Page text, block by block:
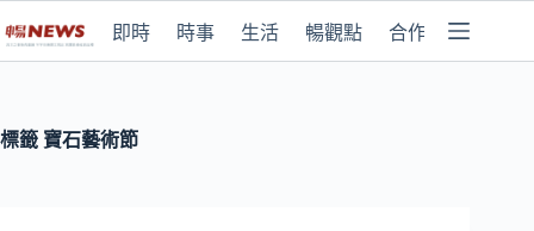
即時 時事 生活 暢觀點 合作媒體
標籤 寶石藝術節